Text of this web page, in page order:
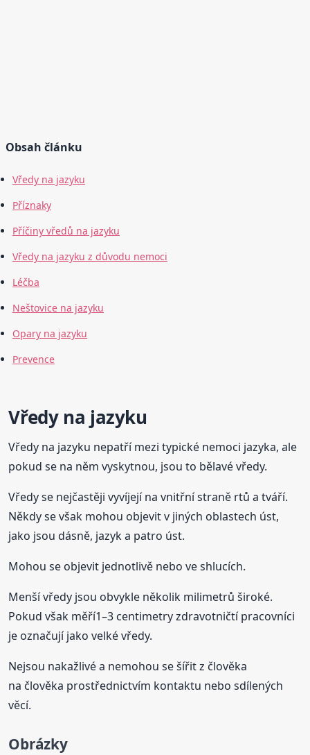
Obsah článku
Vředy na jazyku
Příznaky
Příčiny vředů na jazyku
Vředy na jazyku z důvodu nemoci
Léčba
Neštovice na jazyku
Opary na jazyku
Prevence
Vředy na jazyku
Vředy na jazyku nepatří mezi typické nemoci jazyka, ale
pokud se na něm vyskytnou, jsou to bělavé vředy.
Vředy se nejčastěji vyvíjejí na vnitřní straně rtů a tváří.
Někdy se však mohou objevit v jiných oblastech úst,
jako jsou dásně, jazyk a patro úst.
Mohou se objevit jednotlivě nebo ve shlucích.
Menší vředy jsou obvykle několik milimetrů široké.
Pokud však měří1–3 centimetry zdravotničtí pracovníci
je označují jako velké vředy.
Nejsou nakažlivé a nemohou se šířit z člověka
na člověka prostřednictvím kontaktu nebo sdílených
věcí.
Obrázky